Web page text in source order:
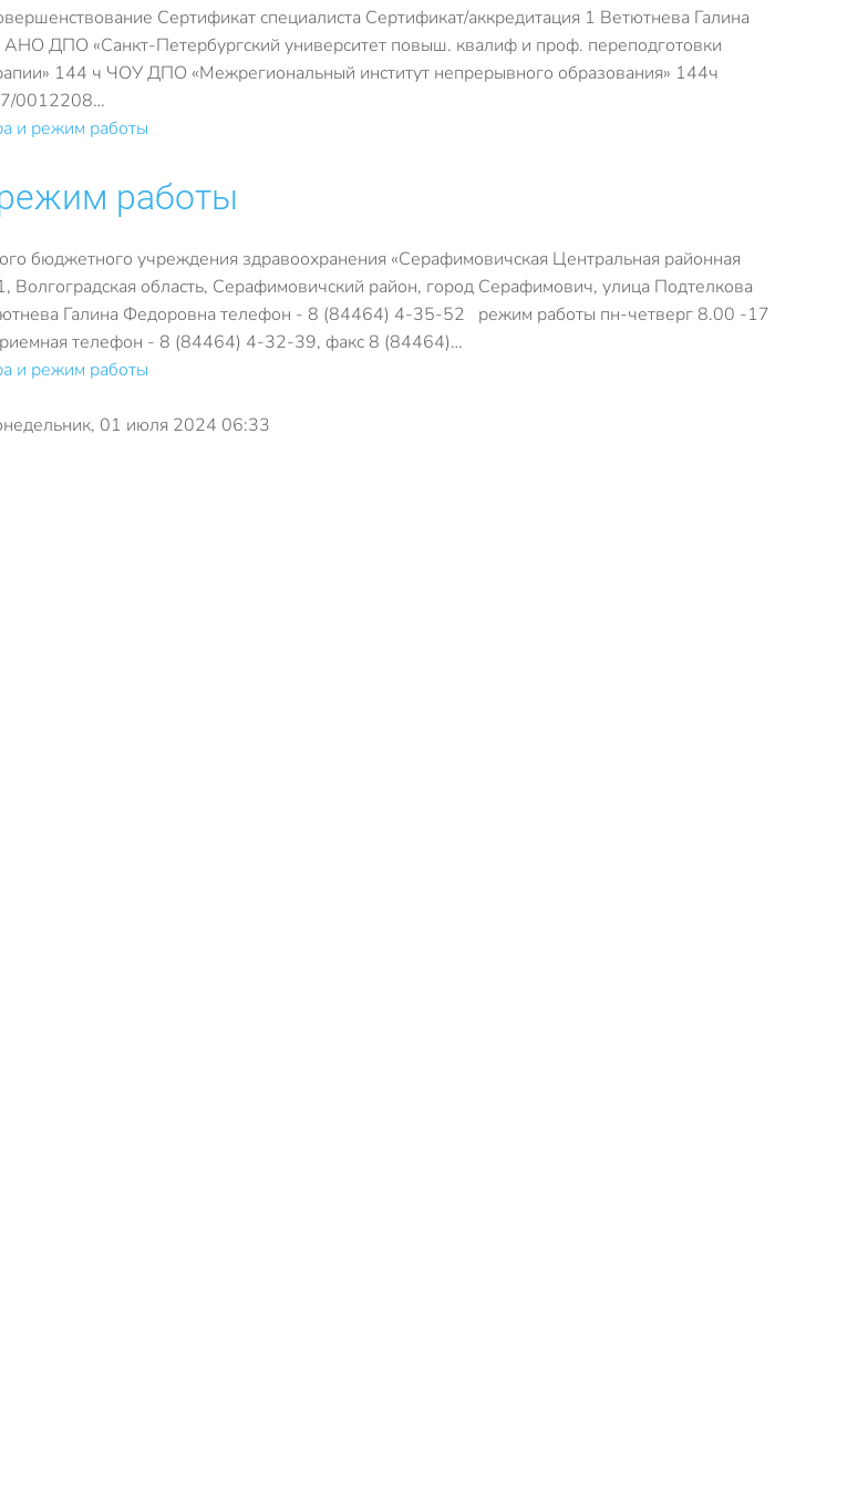
Сертификат специалиста Сертификат/аккредитация 1 Ветютнева Галина
ДПО «Санкт-Петербургский университет повыш. квалиф и проф. переподготовки
144 ч ЧОУ ДПО «Межрегиональный институт непрерывного образования» 144ч
0012208…
и режим работы
работы
бюджетного учреждения здравоохранения «Серафимовичская Центральная районная
Волгоградская область, Серафимовичский район, город Серафимович, улица Подтелкова
Галина Федоровна телефон - 8 (84464) 4-35-52 режим работы пн-четверг 8.00 -17
телефон - 8 (84464) 4-32-39, факс 8 (84464)…
и режим работы
01 июля 2024 06:33